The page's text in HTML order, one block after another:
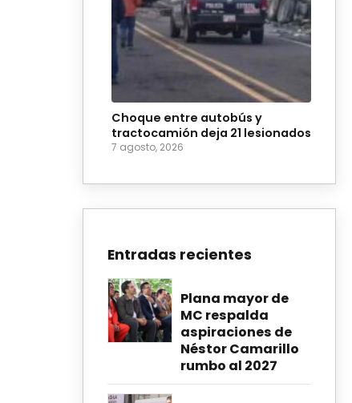
Choque entre autobús y
tractocamión deja 21 lesionados
7 agosto, 2026
Entradas recientes
Plana mayor de
MC respalda
aspiraciones de
Néstor Camarillo
rumbo al 2027